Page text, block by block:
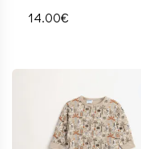
14.00€